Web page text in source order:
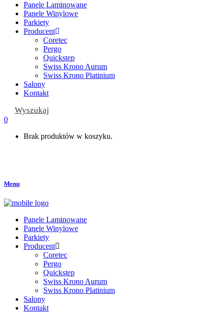
Panele Laminowane
Panele Winylowe
Parkiety
Producent
Coretec
Pergo
Quickstep
Swiss Krono Aurum
Swiss Krono Platinium
Salony
Kontakt
Wyszukaj
0
Brak produktów w koszyku.
Menu
Panele Laminowane
Panele Winylowe
Parkiety
Producent
Coretec
Pergo
Quickstep
Swiss Krono Aurum
Swiss Krono Platinium
Salony
Kontakt